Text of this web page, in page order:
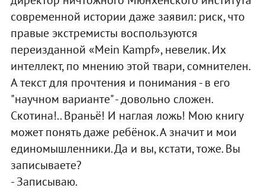
современной истории даже заявил: риск, что
правые экстремисты воспользуются
переизданной «Mein Kampf», невелик. Их
интеллект, по мнению этой твари, сомнителен.
А текст для прочтения и понимания - в его
"научном варианте" - довольно сложен.
Скотина!.. Враньё! И наглая ложь! Мою книгу
может понять даже ребёнок. А значит и мои
единомышленники. Да и вы, кстати, тоже. Вы
записываете?
- Записываю.